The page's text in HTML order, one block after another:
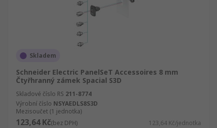
Skladem
Schneider Electric PanelSeT Accessoires 8 mm
Čtyřhranný zámek Spacial S3D
Skladové číslo RS 211-8774
Výrobní číslo NSYAEDLS8S3D
Mezisoučet (1 jednotka)
123,64 Kč(bez DPH) 123,64 Kč/jednotka